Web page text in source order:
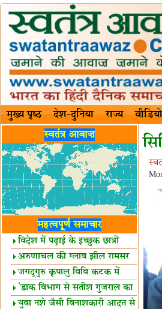
मुख्य पृष्ठ देश-दुनिया राज्य वीडियो
स्वतंत्र आवाज़
महत्वपूर्ण समाचार
विदेश में पढ़ाई के इच्छुक छात्रों
केलिए खुशखबरी!
अरुणाचल की ग्लाव झील रामसर
स्थल घोषित
जगद्गुरु कृपालु विवि कटक में
शैक्षिक सत्र शुरू
'डाक विभाग से सतीश गुजराल का
रिश्ता गहरा'
युवा नशे जैसी विनाशकारी आदत से